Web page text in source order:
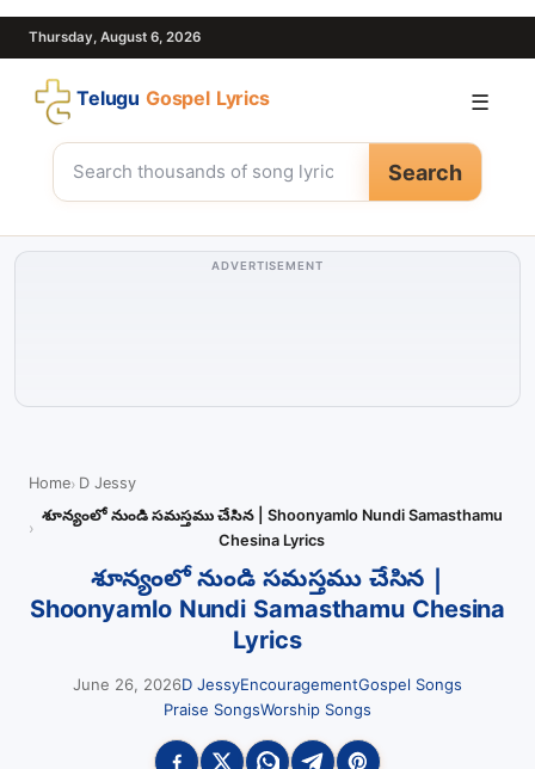
Thursday, August 6, 2026
Telugu Gospel Lyrics
Search
☰
ADVERTISEMENT
Home D Jessy
శూన్యంలో నుండి సమస్తము చేసిన | Shoonyamlo Nundi Samasthamu
Chesina Lyrics
శూన్యంలో నుండి సమస్తము చేసిన |
Shoonyamlo Nundi Samasthamu Chesina
Lyrics
June 26, 2026D JessyEncouragementGospel Songs
Praise SongsWorship Songs